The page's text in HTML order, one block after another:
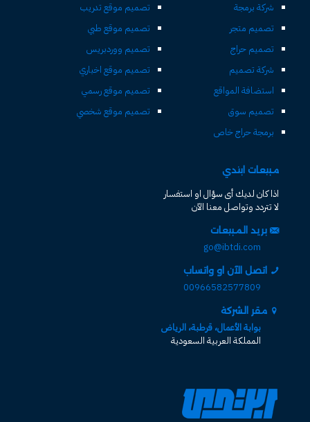
شركة برمجة
تصميم متجر
تصميم حراج
شركة تصميم
استضافة المواقع
تصميم سوق
برمجة حراج خاص
تصميم موقع تدريب
تصميم موقع طبي
تصميم ووردبريس
تصميم موقع اخباري
تصميم موقع رسمي
تصميم موقع شخصي
مبيعات ابتدي
اذا كان لديك أى سؤال او استفسار
لا تتردد وتواصل معنا الآن
بريد المبيعات
go@ibtdi.com
اتصل الآن او واتساب
00966582577809
مقر الشركة
بوابة الأعمال، قرطبة، الرياض
المملكة العربية السعودية